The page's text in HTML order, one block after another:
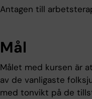
Antagen till
Mål
Målet med kursen är
av de vanligaste
med tonvikt på de